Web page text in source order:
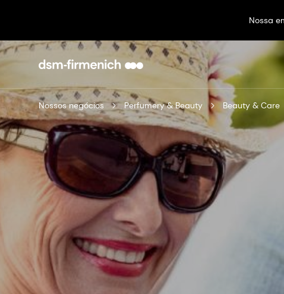
Nossa
Nossos negócios Perfumery & Beauty Beauty & Care